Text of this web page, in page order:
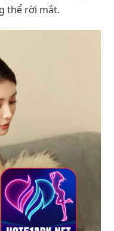
thể rời mắt.